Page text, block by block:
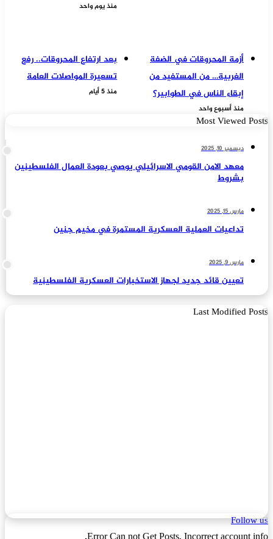
منذ يوم واحد
بعد ارتفاع المحروقات.. رفع
تسعيرة المواصلات العامة
منذ 5 أيام
أزمة المحروقات في الضفة
الغربية… من المستفيد من
إبقاء الناس في الطوابير؟
منذ أسبوع واحد
Most Viewed Posts
ديسمبر 10, 2025
معهد الامن القومي الاسرائيلي يوصي بعودة العمال الفلسطينين
بشروط
مارس 15, 2025
تداعيات العملية العسكرية المستمرة في مخيم جنين
مارس 9, 2025
تعيين قائد جديد لجهاز الاستخبارات العسكرية الفلسطينية
Last Modified Posts
Follow us